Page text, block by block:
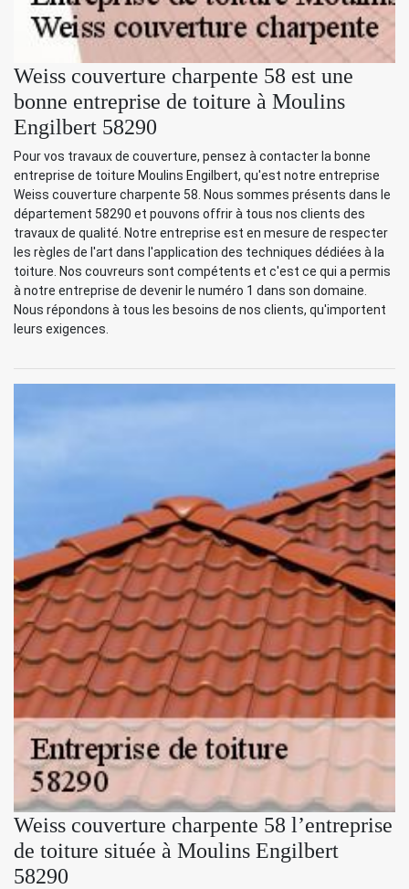
Weiss couverture charpente 58 est une
bonne entreprise de toiture à Moulins
Engilbert 58290
Pour vos travaux de couverture, pensez à contacter la bonne
entreprise de toiture Moulins Engilbert, qu'est notre entreprise
Weiss couverture charpente 58. Nous sommes présents dans le
département 58290 et pouvons offrir à tous nos clients des
travaux de qualité. Notre entreprise est en mesure de respecter
les règles de l'art dans l'application des techniques dédiées à la
toiture. Nos couvreurs sont compétents et c'est ce qui a permis
à notre entreprise de devenir le numéro 1 dans son domaine.
Nous répondons à tous les besoins de nos clients, qu'importent
leurs exigences.
Weiss couverture charpente 58 l’entreprise
de toiture située à Moulins Engilbert
58290